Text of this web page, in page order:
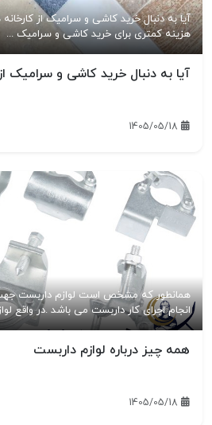
آیا به دنبال خرید کاشی و سرامیک از
هزینه کمتری برای خرید کاشی و سرامیک ...
آیا به دنبال خرید کاشی و سرامیک
1405/05/18
همانطور که مشخص است لوازم داربست
انجام اجرای کار داربست می باشد .در واقع
همه چیز درباره لوازم داربست
1405/05/18